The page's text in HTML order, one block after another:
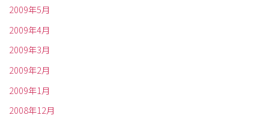
2009年5月
2009年4月
2009年3月
2009年2月
2009年1月
2008年12月